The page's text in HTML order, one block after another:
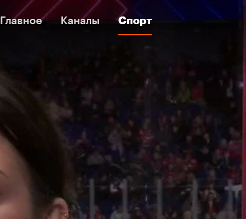
Главное Каналы Спорт
Главное Каналы Спорт